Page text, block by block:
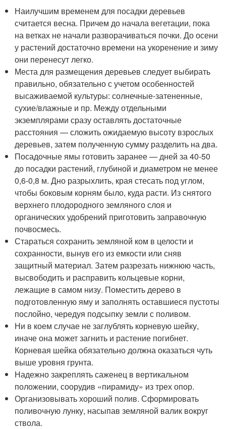
Наилучшим временем для посадки деревьев
считается весна. Причем до начала вегетации, пока
на ветках не начали разворачиваться почки. До осени
у растений достаточно времени на укоренение и зиму
они перенесут легко.
Места для размещения деревьев следует выбирать
правильно, обязательно с учетом особенностей
высаживаемой культуры: солнечные-затененные,
сухие/влажные и пр. Между отдельными
экземплярами сразу оставлять достаточные
расстояния — сложить ожидаемую высоту взрослых
деревьев, затем полученную сумму разделить на два.
Посадочные ямы готовить заранее — дней за 40-50
до посадки растений, глубиной и диаметром не менее
0,6-0,8 м. Дно разрыхлить, края стесать под углом,
чтобы боковым корням было, куда расти. Из снятого
верхнего плодородного земляного слоя и
органических удобрений приготовить заправочную
почвосмесь.
Стараться сохранить земляной ком в целости и
сохранности, вынув его из емкости или сняв
защитный материал. Затем разрезать нижнюю часть,
высвободить и расправить кольцевые корни,
лежащие в самом низу. Поместить дерево в
подготовленную яму и заполнять оставшиеся пустоты
послойно, чередуя подсыпку земли с поливом.
Ни в коем случае не заглублять корневую шейку,
иначе она может загнить и растение погибнет.
Корневая шейка обязательно должна оказаться чуть
выше уровня грунта.
Надежно закреплять саженец в вертикальном
положении, соорудив «пирамиду» из трех опор.
Организовывать хороший полив. Сформировать
поливочную лунку, насыпав земляной валик вокруг
ствола.